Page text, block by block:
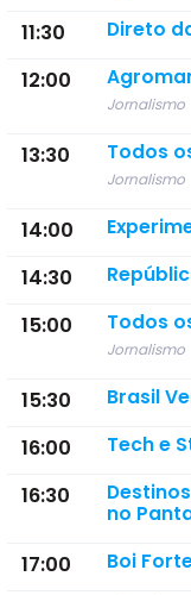
11:30 Direto
12:00
Jornalismo
13:30 Todos
Jornalismo
14:00
14:30
15:00 Todos
Jornalismo
15:30 Brasil
16:00 Tech e
16:30
no
17:00 Boi